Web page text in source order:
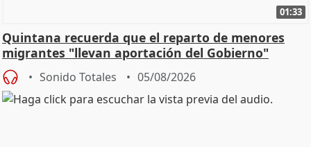
01:33
Quintana recuerda que el reparto de menores
migrantes "llevan aportación del Gobierno"
central
Sonido Totales 05/08/2026